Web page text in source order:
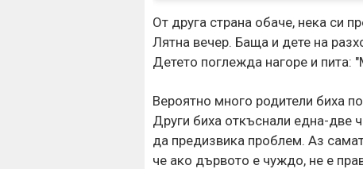
От друга страна обаче, нека си
Лятна вечер. Баща и дете на
Детето поглежда нагоре и пита:
Вероятно много родители биха
Други биха откъснали една-две
да предизвика проблем. Аз
че ако дървото е чуждо, не е